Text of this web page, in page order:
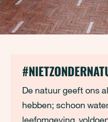
De natuur geeft ons
hebben; schoon
leefomgeving,